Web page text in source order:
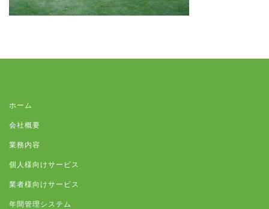
ホーム
会社概要
業務内容
個人様向けサービス
業者様向けサービス
年間管理システム